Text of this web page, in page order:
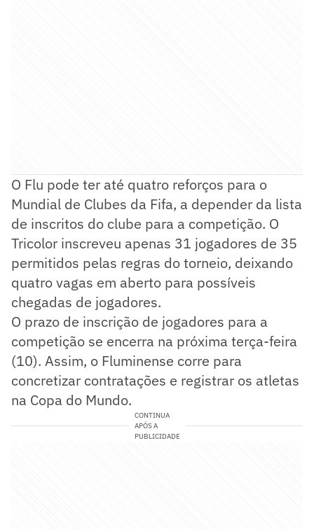
O Flu pode ter até quatro reforços para o
Mundial de Clubes da Fifa, a depender da lista
de inscritos do clube para a competição. O
Tricolor inscreveu apenas 31 jogadores de 35
permitidos pelas regras do torneio, deixando
quatro vagas em aberto para possíveis
chegadas de jogadores.
O prazo de inscrição de jogadores para a
competição se encerra na próxima terça-feira
(10). Assim, o Fluminense corre para
concretizar contratações e registrar os atletas
na Copa do Mundo.
CONTINUA
APÓS A
PUBLICIDADE